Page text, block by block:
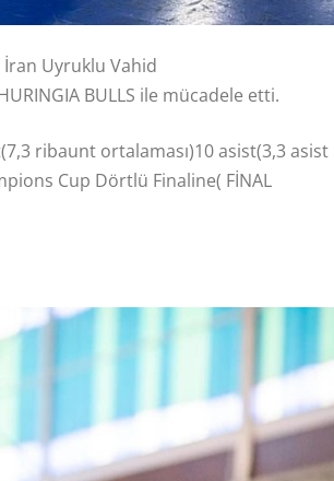
İran Uyruklu Vahid
BULLS ile mücadele etti.
ribaunt ortalaması)10 asist(3,3 asist
Cup Dörtlü Finaline( FİNAL